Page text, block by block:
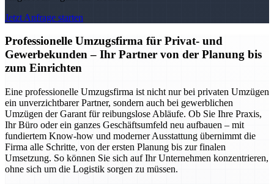
Jetzt Anfrage starten
Professionelle Umzugsfirma für Privat- und
Gewerbekunden – Ihr Partner von der Planung bis
zum Einrichten
Eine professionelle Umzugsfirma ist nicht nur bei privaten Umzügen
ein unverzichtbarer Partner, sondern auch bei gewerblichen
Umzügen der Garant für reibungslose Abläufe. Ob Sie Ihre Praxis,
Ihr Büro oder ein ganzes Geschäftsumfeld neu aufbauen – mit
fundiertem Know-how und moderner Ausstattung übernimmt die
Firma alle Schritte, von der ersten Planung bis zur finalen
Umsetzung. So können Sie sich auf Ihr Unternehmen konzentrieren,
ohne sich um die Logistik sorgen zu müssen.